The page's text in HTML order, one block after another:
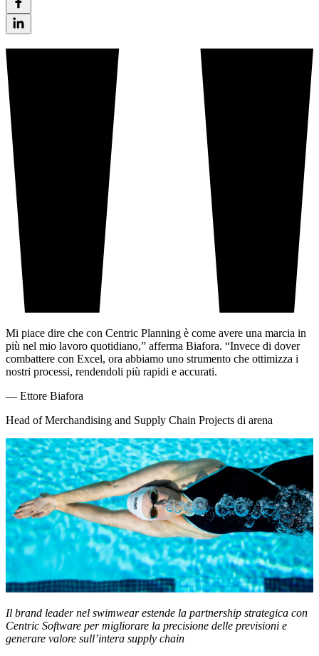
Mi piace dire che con Centric Planning è come avere una marcia in
più nel mio lavoro quotidiano,” afferma Biafora. “Invece di dover
combattere con Excel, ora abbiamo uno strumento che ottimizza i
nostri processi, rendendoli più rapidi e accurati.
— Ettore Biafora
Head of Merchandising and Supply Chain Projects di arena
Il brand leader nel swimwear estende la partnership strategica con
Centric Software per migliorare la precisione delle previsioni e
generare valore sull’intera supply chain